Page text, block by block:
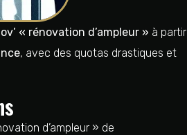
« rénovation d’ampleur » à partir
, avec des quotas drastiques et
d’ampleur » de